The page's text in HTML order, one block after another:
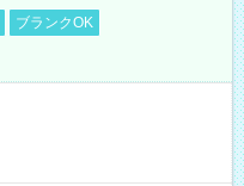
ブランクOK